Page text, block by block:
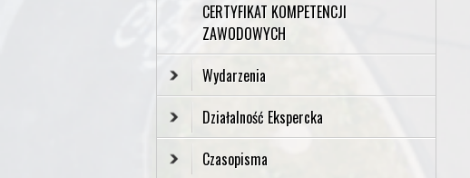
CERTYFIKAT KOMPETENCJI
ZAWODOWYCH
Wydarzenia
Działalność Ekspercka
Czasopisma